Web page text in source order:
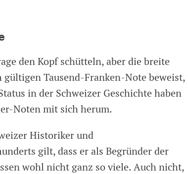
den Kopf schütteln, aber die breite
Tausend-Franken-Note beweist,
in der Schweizer Geschichte haben
Noten mit sich herum.
Historiker und
gilt, dass er als Begründer der
wohl nicht ganz so viele. Auch nicht,